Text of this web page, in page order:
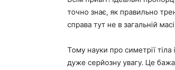
точно знає, як правильно
справа тут не в загальній
Тому науки про симетрії
дуже серйозну увагу. Це